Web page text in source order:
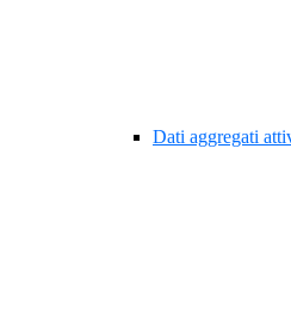
Dati aggregati